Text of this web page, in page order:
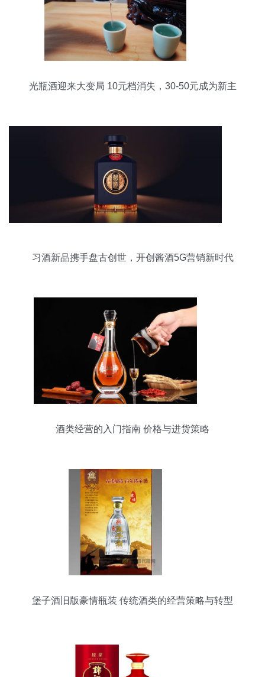
光瓶酒迎来大变局 10元档消失，30-50元成为新主
习酒新品携手盘古创世，开创酱酒5G营销新时代
酒类经营的入门指南 价格与进货策略
堡子酒旧版豪情瓶装 传统酒类的经营策略与转型